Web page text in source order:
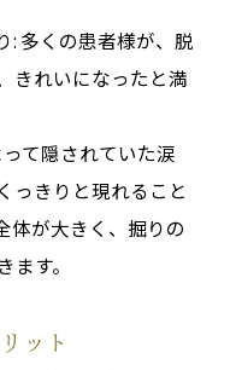
: 多くの患者様が、脱
きれいになったと満
て隠されていた涙
っきりと現れること
体が大きく、掘りの
す。
ット